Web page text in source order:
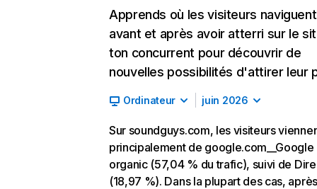
Apprends où les visiteurs naviguent
avant et après avoir atterri sur le
ton concurrent pour découvrir de
nouvelles possibilités d'attirer leur
Ordinateur juin 2026
Sur soundguys.com, les visiteurs
principalement de google.com__Google
organic (57,04 % du trafic), suivi de
(18,97 %). Dans la plupart des cas,